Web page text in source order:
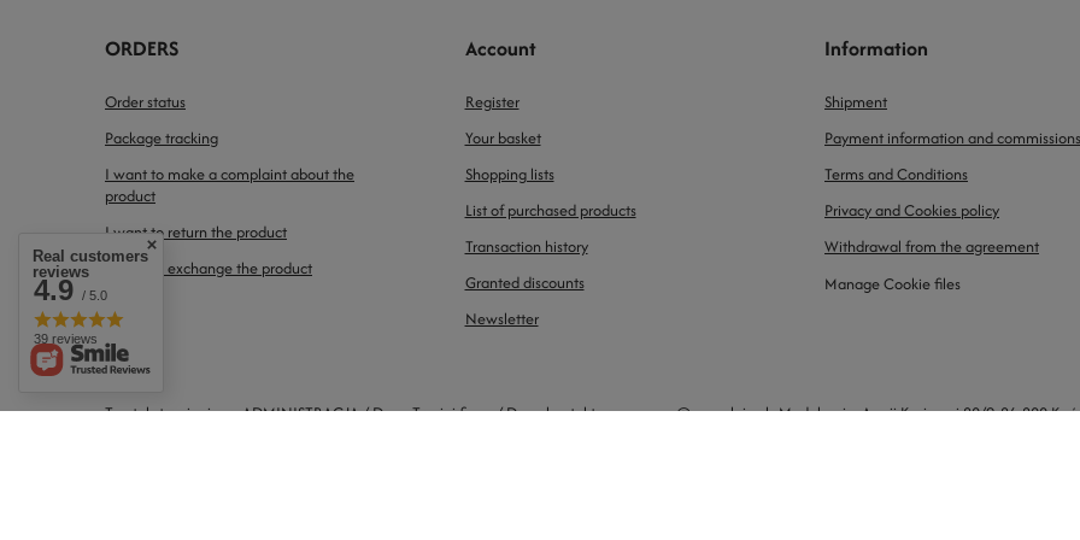
ORDERS
Order status
Package tracking
I want to make a complaint about the
product
I want to return the product
I want to exchange the product
Contact
Account
Register
Your basket
Shopping lists
List of purchased products
Transaction history
Granted discounts
Newsletter
Information
Shipment
Payment information and commissions
Terms and Conditions
Privacy and Cookies policy
Withdrawal from the agreement
Manage Cookie files
Ten tekst zmienisz w ADMINISTRACJA / Dane Twojej firmy / Dane kontaktowe prosze@uzupelnic.pl Modelarnia,Armii Krajowej 20/9,26-200
Real customers
reviews
4.9 / 5.0
39 reviews